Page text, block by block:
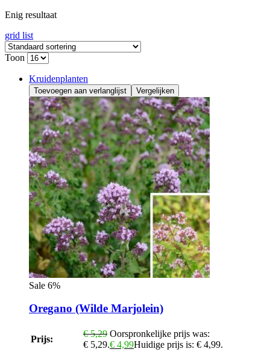
Enig resultaat
grid list
Toon
Kruidenplanten
Toevoegen aan verlanglijst Vergelijken
Sale 6%
Oregano (Wilde Marjolein)
Prijs:
€5,29 Oorspronkelijke prijs was:
€ 5,29.€ 4,99Huidige prijs is: € 4,99.